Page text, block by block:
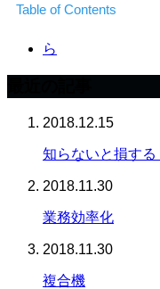
Table of Contents
ら
2018.12.15
知らないと損す
2018.11.30
業務効率化
2018.11.30
複合機